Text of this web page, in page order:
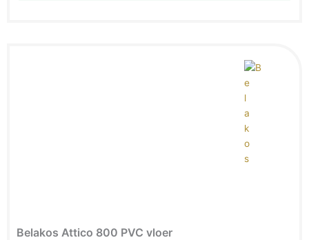
Belakos Attico 800 PVC vloer